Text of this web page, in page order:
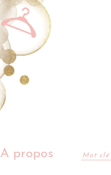
A propos